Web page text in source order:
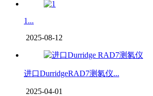
1...
2025-08-12
进口DurridgeRAD7测氡仪...
2025-04-01